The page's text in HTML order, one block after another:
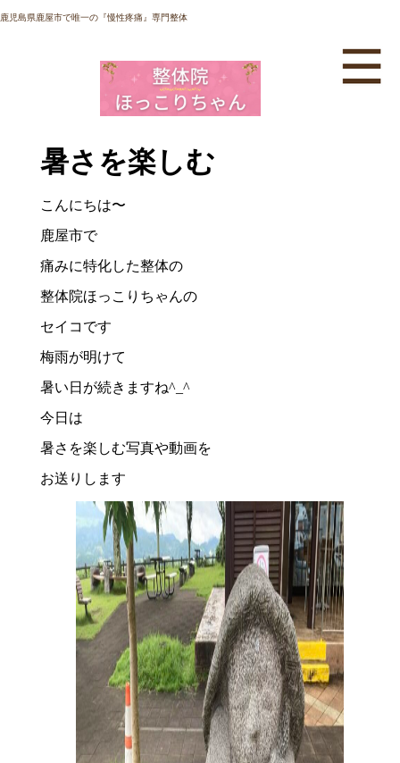
鹿児島県鹿屋市で唯一の『慢性疼痛』専門整体
暑さを楽しむ
こんにちは〜
鹿屋市で
痛みに特化した整体の
整体院ほっこりちゃんの
セイコです
梅雨が明けて
暑い日が続きますね^_^
今日は
暑さを楽しむ写真や動画を
お送りします